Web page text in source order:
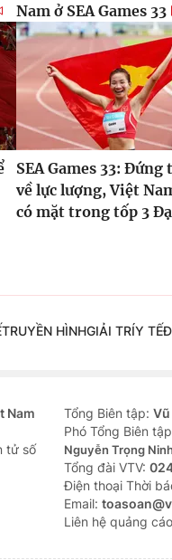
Nam ở SEA Games 33
SEA Games 33: Đứng
về lực lượng, Việt
có mặt trong tốp 3
TRUYỀN HÌNHGIẢI TRÍY TẾ
Nam
tử số
Tổng Biên tập:
Phó Tổng Biên
Nguyễn Trọng Ninh
Tổng đài VTV:
Ðiện thoại Thời
Email:
Liên hệ quảng